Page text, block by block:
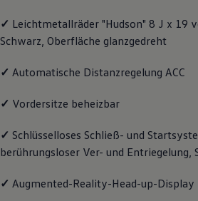
Vorgängermodelle
Kundeninformationen
Volkswagen
Assistenzsysteme
Digitale
Magazin
Transport
Familie
Elektromobilität
Pannen- und Unfallhilfe
✓ Leichtmetallräder "Hudson" 8 J x 19
Schwarz, Oberfläche glanzgedreht
✓ Automatische Distanzregelung ACC
✓ Vordersitze beheizbar
✓ Schlüsselloses Schließ- und
berührungsloser Ver- und Entriegelung,
✓ Augmented-Reality-Head-up-Display